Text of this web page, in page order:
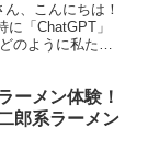
、こんにちは！
「ChatGPT」
のように私たち
ーメン体験！
郎系ラーメン